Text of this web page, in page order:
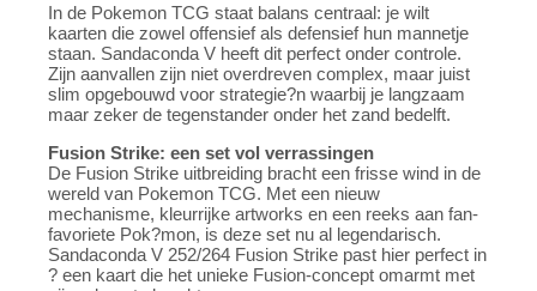
In de Pokemon TCG staat balans centraal: je wilt
kaarten die zowel offensief als defensief hun mannetje
staan. Sandaconda V heeft dit perfect onder controle.
Zijn aanvallen zijn niet overdreven complex, maar juist
slim opgebouwd voor strategie?n waarbij je langzaam
maar zeker de tegenstander onder het zand bedelft.
Fusion Strike: een set vol verrassingen
De Fusion Strike uitbreiding bracht een frisse wind in de
wereld van Pokemon TCG. Met een nieuw
mechanisme, kleurrijke artworks en een reeks aan fan-
favoriete Pok?mon, is deze set nu al legendarisch.
Sandaconda V 252/264 Fusion Strike past hier perfect in
? een kaart die het unieke Fusion-concept omarmt met